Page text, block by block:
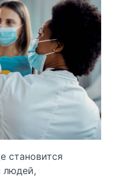
становится
людей,